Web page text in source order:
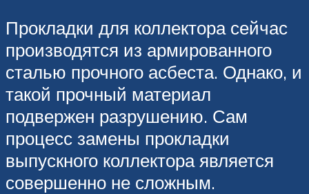
Прокладки для коллектора сейчас
производятся из армированного
сталью прочного асбеста. Однако, и
такой прочный материал
подвержен разрушению. Сам
процесс замены прокладки
выпускного коллектора является
совершенно не сложным.